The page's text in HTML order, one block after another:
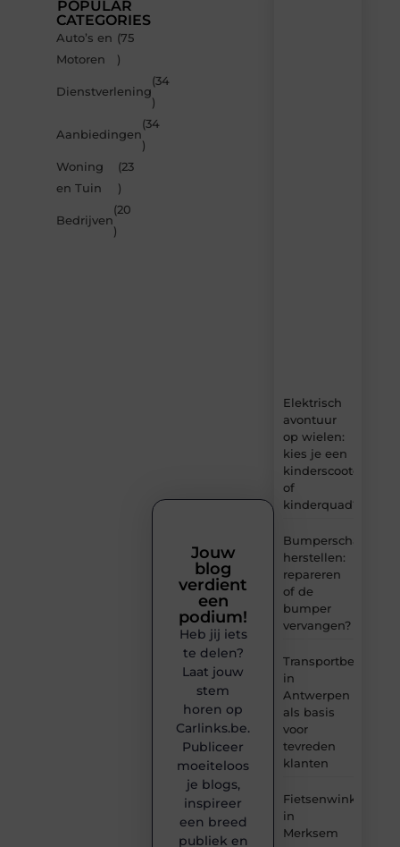
POPULAR
CATEGORIES
Auto’s en
Motoren
(75
)
Dienstverlening
(34
)
Aanbiedingen
(34
)
Woning
en Tuin
(23
)
Bedrijven
(20
)
Elektrisch
avontuur
op wielen:
kies je een
kinderscooter
of
kinderquad?
Bumperschade
herstellen:
repareren
of de
bumper
vervangen?
Transportbedrijf
in
Antwerpen
als basis
voor
tevreden
klanten
Fietsenwinkel
in
Merksem
Jouw
blog
verdient
een
podium!
Heb jij iets
te delen?
Laat jouw
stem
horen op
Carlinks.be.
Publiceer
moeiteloos
je blogs,
inspireer
een breed
publiek en